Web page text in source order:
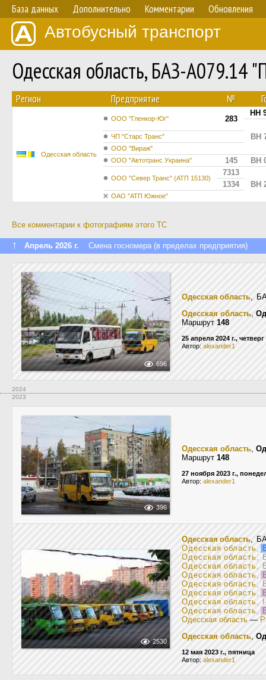
База данных Дополнительно Комментарии Обновления
Автобусный транспорт
Одесская область, БАЗ-
Регион Предприятие №
Одесская область
ООО "Гленкор-Юг" 283
HH
BH
ЧП "Старс Транс"
ООО "Вираж"
ООО "Автотранс Украина"
145 BH
ООО "Север Транс" (АТП 15130)
7313
BH
1334
ОАО "АТП Южное"
Все комментарии к фотографиям этого ТС
↑ Апрель 2026 г. Смена госномера (в пределах предприятия)
696
Одесская область,
Одесская область,
Маршрут 148
25 апреля 2024 г., четверг
Автор: alexander1
2024
2023
396
Одесская область,
Маршрут 148
27 ноября 2023 г.,
Автор: alexander1
2530
Одесская область,
Одесская область,
Одесская область,
Одесская область,
Одесская область,
Одесская область,
Одесская область,
Одесская область,
Одесская область,
Одесская область —
Одесская область,
12 мая 2023 г., пятница
Автор: alexander1